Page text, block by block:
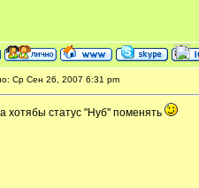
Ср Сен 26, 2007 6:31 pm
хотябы статус "Нуб" поменять